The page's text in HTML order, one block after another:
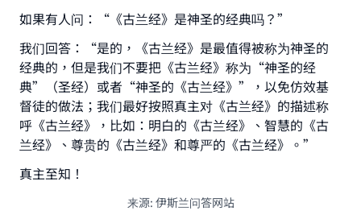
如果有人问：“《古兰经》是神圣的经典吗？”
我们回答：“是的，《古兰经》是最值得被称为神圣的
经典的，但是我们不要把《古兰经》称为“神圣的经
典”（圣经）或者“神圣的《古兰经》”，以免仿效基
督徒的做法；我们最好按照真主对《古兰经》的描述称
呼《古兰经》，比如：明白的《古兰经》、智慧的《古
兰经》、尊贵的《古兰经》和尊严的《古兰经》。”
真主至知！
来源: 伊斯兰问答网站